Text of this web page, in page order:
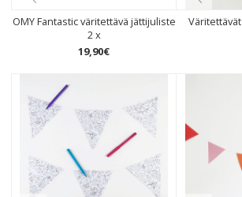
OMY Fantastic väritettävä jättijuliste
2 x
19,90€